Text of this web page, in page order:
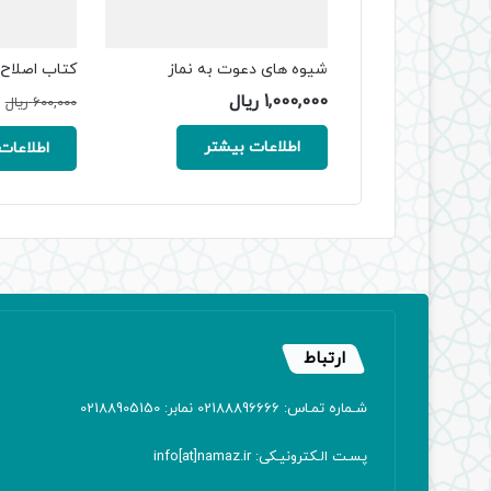
شیوه های دعوت به نماز
1,000,000 ریال
اطلاعات بیشتر
کتاب
600,000 ریال
ارتباط
شـماره تمـاس: 02188896666 نمابر: 02188905150
پسـت الـکترونیـکی: info[at]namaz.ir